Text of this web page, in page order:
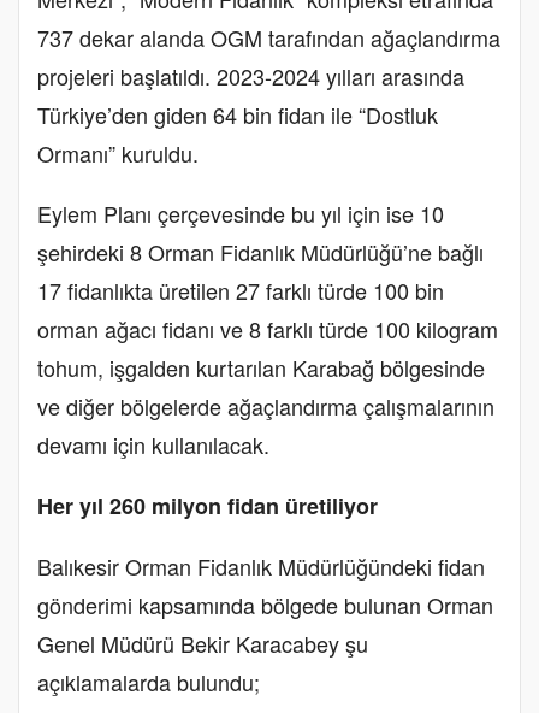
737 dekar alanda OGM tarafından ağaçlandırma
projeleri başlatıldı. 2023-2024 yılları arasında
Türkiye’den giden 64 bin fidan ile “Dostluk
Ormanı” kuruldu.
Eylem Planı çerçevesinde bu yıl için ise 10
şehirdeki 8 Orman Fidanlık Müdürlüğü’ne bağlı
17 fidanlıkta üretilen 27 farklı türde 100 bin
orman ağacı fidanı ve 8 farklı türde 100 kilogram
tohum, işgalden kurtarılan Karabağ bölgesinde
ve diğer bölgelerde ağaçlandırma çalışmalarının
devamı için kullanılacak.
Her yıl 260 milyon fidan üretiliyor
Balıkesir Orman Fidanlık Müdürlüğündeki fidan
gönderimi kapsamında bölgede bulunan Orman
Genel Müdürü Bekir Karacabey şu
açıklamalarda bulundu;